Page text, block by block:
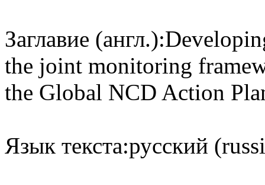
Заглавие (англ.):
the joint monitoring
the Global NCD Action
Язык текста:русский